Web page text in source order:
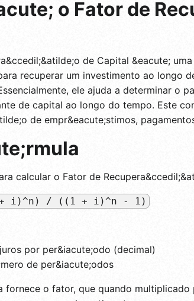
o Fator de
de Capital &eacute;
recuperar um investimento ao longo
ele ajuda a determinar o
de capital ao longo do tempo. Este
de empr&eacute;stimos,
calcular o Fator de
+ i)^n) / ((1 + i)^n - 1)
por per&iacute;odo (decimal)
de per&iacute;odos
fornece o fator, que quando